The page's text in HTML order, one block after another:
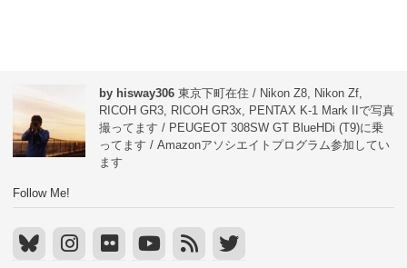
by hisway306 東京下町在住 / Nikon Z8, Nikon Zf,
RICOH GR3, RICOH GR3x, PENTAX K-1 Mark IIで写真
撮ってます / PEUGEOT 308SW GT BlueHDi (T9)に乗
ってます / Amazonアソシエイトプログラム参加してい
ます
Follow Me!